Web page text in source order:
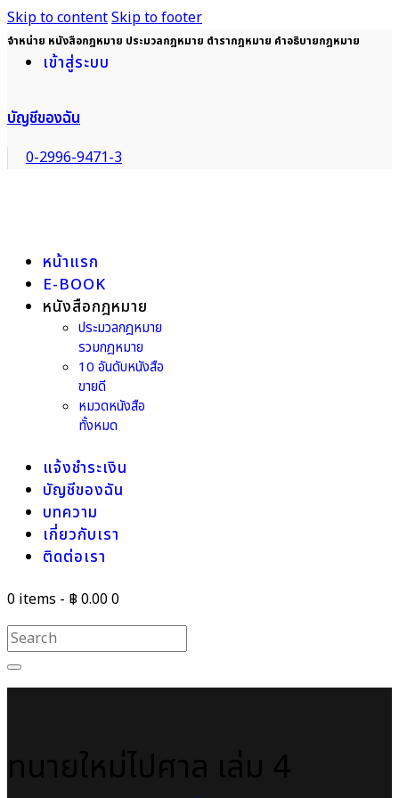
Skip to contentSkip to footer
จำหน่าย หนังสือกฎหมาย ประมวลกฎหมาย ตำรากฎหมาย คำอธิบายกฎหมาย
เข้าสู่ระบบ
บัญชีของฉัน
0-2996-9471-3
หน้าแรก
E-BOOK
หนังสือกฎหมาย
ประมวลกฎหมาย
รวมกฎหมาย
10 อันดับหนังสือ
ขายดี
หมวดหนังสือ
ทั้งหมด
แจ้งชำระเงิน
บัญชีของฉัน
บทความ
เกี่ยวกับเรา
ติดต่อเรา
0 items - ฿ 0.000